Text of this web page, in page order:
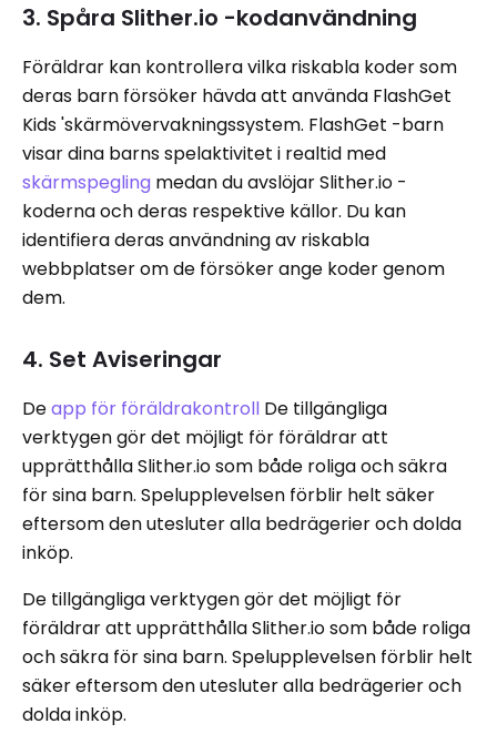
3. Spåra Slither.io -kodanvändning
Föräldrar kan kontrollera vilka riskabla koder som
deras barn försöker hävda att använda FlashGet
Kids 'skärmövervakningssystem. FlashGet -barn
visar dina barns spelaktivitet i realtid med
skärmspegling medan du avslöjar Slither.io -
koderna och deras respektive källor. Du kan
identifiera deras användning av riskabla
webbplatser om de försöker ange koder genom
dem.
4. Set Aviseringar
Deapp för föräldrakontroll De tillgängliga
verktygen gör det möjligt för föräldrar att
upprätthålla Slither.io som både roliga och säkra
för sina barn. Spelupplevelsen förblir helt säker
eftersom den utesluter alla bedrägerier och dolda
inköp.
De tillgängliga verktygen gör det möjligt för
föräldrar att upprätthålla Slither.io som både roliga
och säkra för sina barn. Spelupplevelsen förblir helt
säker eftersom den utesluter alla bedrägerier och
dolda inköp.